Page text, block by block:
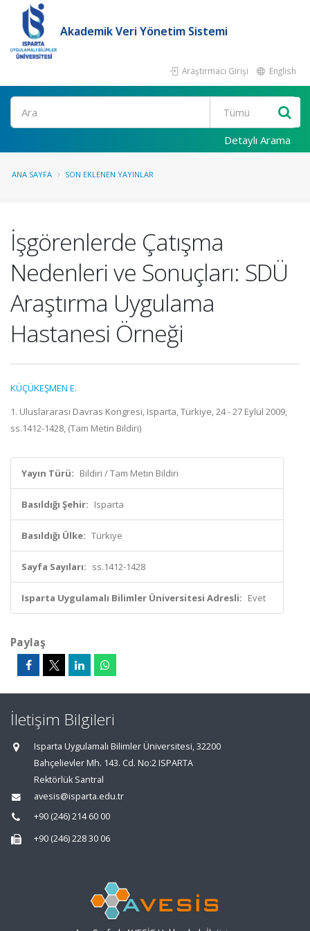
Akademik Veri Yönetim Sistemi
Araştırmacı Girişi English
Ara
Detaylı Arama
ANA SAYFA SON EKLENEN YAYINLAR
İşgörenlerde Çatışma
Nedenleri ve Sonuçları: SDÜ
Araştırma Uygulama
Hastanesi Örneği
KÜÇÜKEŞMEN E.
1. Uluslararası Davras Kongresi, Isparta, Türkiye, 24 - 27 Eylül 2009,
ss.1412-1428, (Tam Metin Bildiri)
Yayın Türü: Bildiri / Tam Metin Bildiri
Basıldığı Şehir: Isparta
Basıldığı Ülke: Türkiye
Sayfa Sayıları: ss.1412-1428
Isparta Uygulamalı Bilimler Üniversitesi Adresli: Evet
Paylaş
İletişim Bilgileri
Isparta Uygulamalı Bilimler Üniversitesi, 32200
Bahçelievler Mh. 143. Cd. No:2 ISPARTA
Rektörlük Santral
avesis@isparta.edu.tr
+90 (246) 214 60 00
+90 (246) 228 30 06